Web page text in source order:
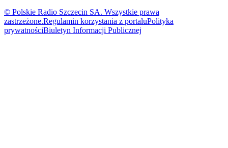
© Polskie Radio Szczecin SA. Wszystkie prawa
zastrzeżone.Regulamin korzystania z portaluPolityka
prywatnościBiuletyn Informacji Publicznej